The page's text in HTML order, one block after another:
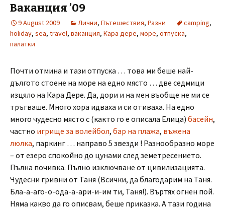
Ваканция ’09
9 August 2009 Лични, Пътешествия, Разни camping,
holiday, sea, travel, ваканция, Кара дере, море, отпуска,
палатки
Почти отмина и тази отпуска … това ми беше най-
дългото стоене на море на едно място … две седмици
изцяло на Кара Дере. Да, дори и на мен въобще не ми се
тръгваше. Много хора идваха и си отиваха. На едно
много чудесно място с (както го е описала Елица) басейн,
частно игрище за волейбол, бар на плажа, въжена
люлка, паркинг … направо 5 звезди ! Разнообразно море
– от езеро спокойно до цунами след земетресението.
Пълна почивка. Пълно изключване от цивилизацията.
Чудесни гривни от Таня (Всички, да благодарим на Таня.
Бла-а-аго-о-ода-а-ари-и-им ти, Таня!). Въртях огнен пой.
Няма какво да го описвам, беше приказка. А тази година